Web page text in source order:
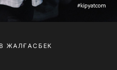
ЖАЛҒАСБЕК